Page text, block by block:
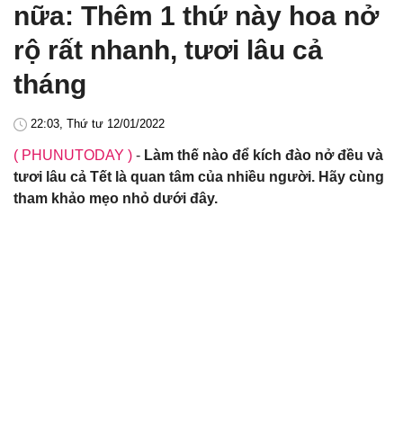
nữa: Thêm 1 thứ này hoa nở
rộ rất nhanh, tươi lâu cả
tháng
22:03, Thứ tư 12/01/2022
( PHUNUTODAY ) - Làm thế nào để kích đào nở đều và
tươi lâu cả Tết là quan tâm của nhiều người. Hãy cùng
tham khảo mẹo nhỏ dưới đây.